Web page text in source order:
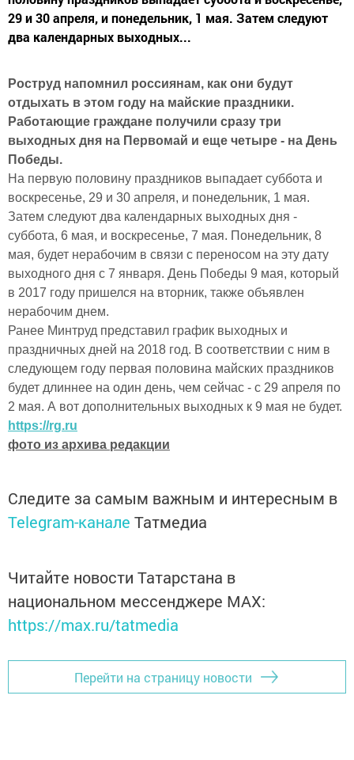
29 и 30 апреля, и понедельник, 1 мая. Затем следуют
два календарных выходных...
Роструд напомнил россиянам, как они будут
отдыхать в этом году на майские праздники.
Работающие граждане получили сразу три
выходных дня на Первомай и еще четыре - на День
Победы.
На первую половину праздников выпадает суббота и
воскресенье, 29 и 30 апреля, и понедельник, 1 мая.
Затем следуют два календарных выходных дня -
суббота, 6 мая, и воскресенье, 7 мая. Понедельник, 8
мая, будет нерабочим в связи с переносом на эту дату
выходного дня с 7 января. День Победы 9 мая, который
в 2017 году пришелся на вторник, также объявлен
нерабочим днем.
Ранее Минтруд представил график выходных и
праздничных дней на 2018 год. В соответствии с ним в
следующем году первая половина майских праздников
будет длиннее на один день, чем сейчас - с 29 апреля по
2 мая. А вот дополнительных выходных к 9 мая не будет.
https://rg.ru
фото из архива редакции
Следите за самым важным и интересным в
Telegram-канале Татмедиа
Читайте новости Татарстана в
национальном мессенджере MАХ:
https://max.ru/tatmedia
Перейти на страницу новости